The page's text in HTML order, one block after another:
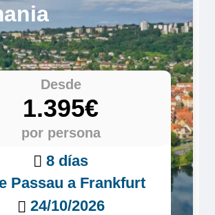
Desde
1.395€
por persona
8 días
Passau a Frankfurt
24/10/2026